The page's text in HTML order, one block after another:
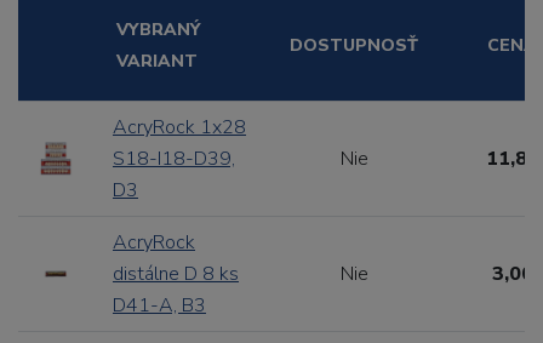
VYBRANÝ
VARIANT
DOSTUPNOSŤ CENA
AcryRock 1x28
S18-I18-D39,
D3
Nie
AcryRock
distálne D 8 ks
D41-A, B3
Nie 3,00